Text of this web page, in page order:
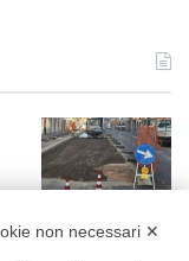
non necessari ✕